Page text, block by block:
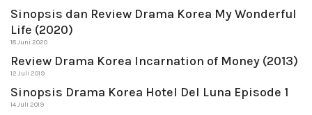
Sinopsis dan Review Drama Korea My Wonderful
Life (2020)
18 Juni 2020
Review Drama Korea Incarnation of Money (2013)
12 Juli 2019
Sinopsis Drama Korea Hotel Del Luna Episode 1
14 Juli 2019